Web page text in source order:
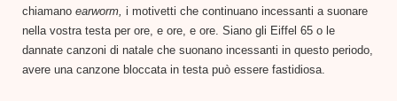
chiamano earworm, i motivetti che continuano incessanti a suonare
nella vostra testa per ore, e ore, e ore. Siano gli Eiffel 65 o le
dannate canzoni di natale che suonano incessanti in questo periodo,
avere una canzone bloccata in testa può essere fastidiosa.